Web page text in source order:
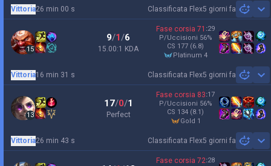
Classificata Flex5 giorni fa
Vittoria26 min 00 s
15
9/1/6
15.00:1 KDA
Fase corsia 71 :29
P/Uccisioni 56%
CS 177 (6.8)
platinum 4
Classificata Flex5 giorni fa
Vittoria16 min 31 s
13
17/0/1
Perfect
Fase corsia 83:17
P/Uccisioni 56%
CS 134 (8.1)
gold 1
Classificata Flex5 giorni fa
Vittoria26 min 43 s
Fase corsia 72:28